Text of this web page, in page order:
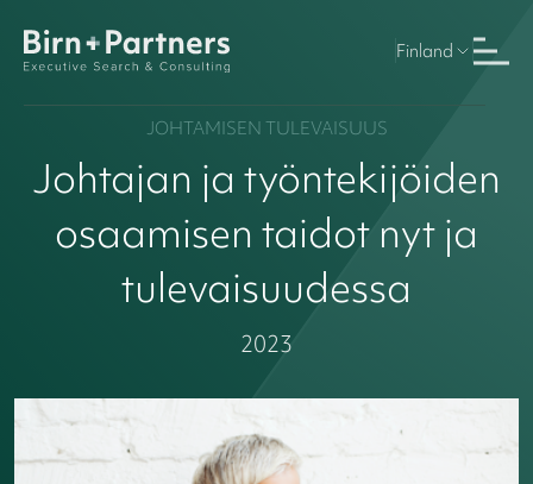
Finland
JOHTAMISEN TULEVAISUUS
Johtajan ja työntekijöiden
osaamisen taidot nyt ja
tulevaisuudessa
2023